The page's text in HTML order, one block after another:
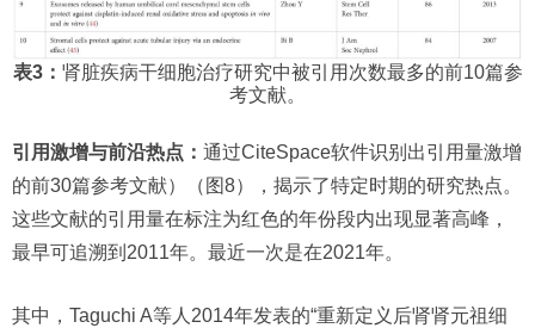
表3： 肾脏疾病干细胞治疗研究中被引用次数最多的前10篇参
考文献。
引用激增与前沿热点： 通过CiteSpace软件识别出引用量激增
的前30篇参考文献）（图8），揭示了特定时期的研究热点。
这些文献的引用量在标注为红色的年份段内出现显著高峰，
最早可追溯到2011年。最近一次是在2021年。
其中，Taguchi A等人2014年发表的“重新定义后肾肾元祖细